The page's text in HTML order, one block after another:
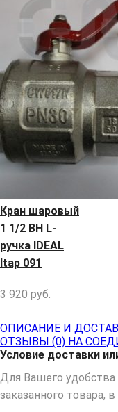
Кран шаровый
1 1/2 ВН L-
ручка IDEAL
Itap 091
3 920 руб.
ОПИСАНИЕ И
ОТЗЫВЫ (0) НА
Условие доставки
Для Вашего
заказанного товара,